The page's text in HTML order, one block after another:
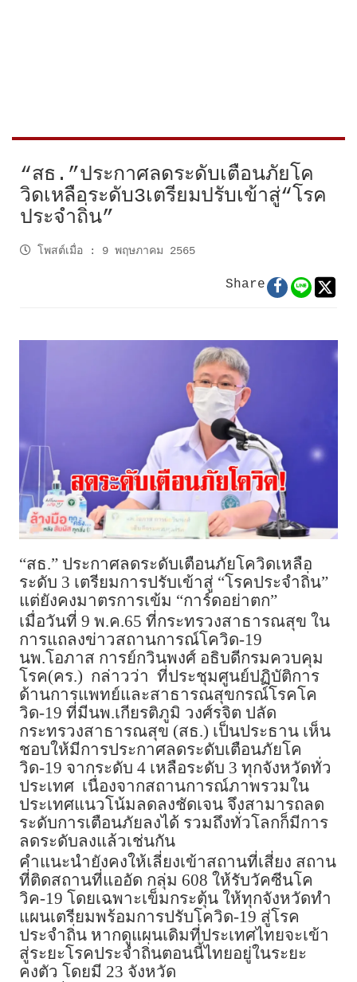
“สธ.”ประกาศลดระดับเตือนภัยโค
วิดเหลือระดับ3เตรียมปรับเข้าสู่“โรค
ประจำถิ่น”
โพสต์เมื่อ : 9 พฤษภาคม 2565
Share
“สธ.” ประกาศลดระดับเตือนภัยโควิดเหลือ
ระดับ 3 เตรียมการปรับเข้าสู่ “โรคประจำถิ่น”
แต่ยังคงมาตรการเข้ม “การ์ดอย่าตก”
เมื่อวันที่ 9 พ.ค.65 ที่กระทรวงสาธารณสุข ใน
การแถลงข่าวสถานการณ์โควิด-19
นพ.โอภาส การย์กวินพงศ์ อธิบดีกรมควบคุม
โรค(คร.) กล่าวว่า ที่ประชุมศูนย์ปฏิบัติการ
ด้านการแพทย์และสาธารณสุขกรณ์โรคโค
วิด-19 ที่มีนพ.เกียรติภูมิ วงศ์รจิต ปลัด
กระทรวงสาธารณสุข (สธ.) เป็นประธาน เห็น
ชอบให้มีการประกาศลดระดับเตือนภัยโค
วิด-19 จากระดับ 4 เหลือระดับ 3 ทุกจังหวัดทั่ว
ประเทศ เนื่องจากสถานการณ์ภาพรวมใน
ประเทศแนวโน้มลดลงชัดเจน จึงสามารถลด
ระดับการเตือนภัยลงได้ รวมถึงทั่วโลกก็มีการ
ลดระดับลงแล้วเช่นกัน
คำแนะนำยังคงให้เลี่ยงเข้าสถานที่เสี่ยง สถาน
ที่ติดสถานที่แออัด กลุ่ม 608 ให้รับวัคซีนโค
วิค-19 โดยเฉพาะเข็มกระตุ้น ให้ทุกจังหวัดทำ
แผนเตรียมพร้อมการปรับโควิด-19 สู่โรค
ประจำถิ่น หากดูแผนเดิมที่ประเทศไทยจะเข้า
สู่ระยะโรคประจำถิ่นตอนนี้ไทยอยู่ในระยะ
คงตัว โดยมี 23 จังหวัด